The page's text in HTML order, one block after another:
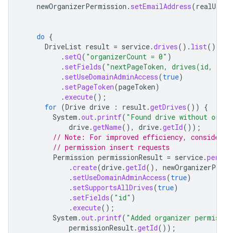
newOrganizerPermission . setEmailAddress(
do {
DriveList result = service.drives(). list()
. setQ( "organizerCount = 0" )
. setFields( "nextPageToken, drives(id,
. setUseDomainAdminAccess(true)
. setPageToken(pageToken)
. execute();
for (Drive drive : result.getDrives())
{
System .out.printf( "Found drive without
drive.getName(), drive.getId());
// Note: For improved efficiency, consider
// permission insert requests
Permission permissionResult = service.
.create(drive.getId(),
. setUseDomainAdminAccess(true)
. setSupportsAllDrives(true)
. setFields( "id" )
. execute();
System .out.printf( "Added organizer
permissionResult.getId());